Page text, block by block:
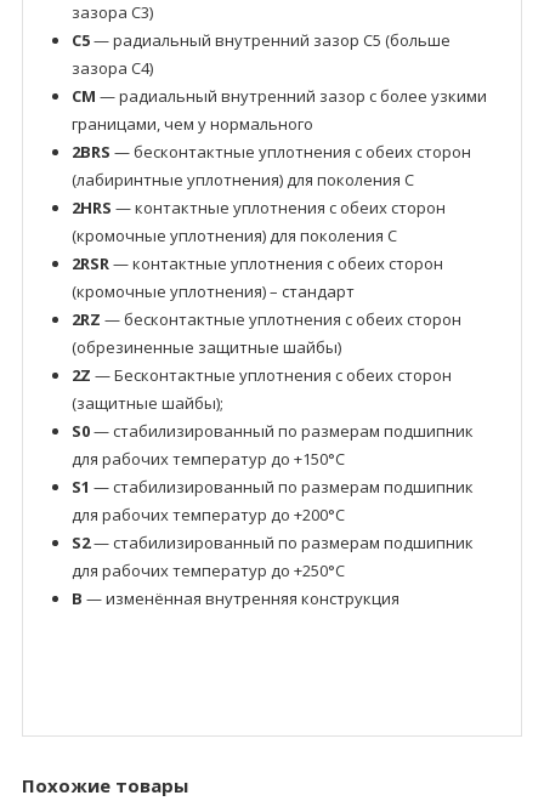
зазора C3)
C5— радиальный внутренний зазор C5 (больше
зазора C4)
CM — радиальный внутренний зазор с более узкими
границами, чем у нормального
2BRS — бесконтактные уплотнения с обеих сторон
(лабиринтные уплотнения) для поколения C
2HRS — контактные уплотнения с обеих сторон
(кромочные уплотнения) для поколения C
2RSR— контактные уплотнения с обеих сторон
(кромочные уплотнения) – стандарт
2RZ — бесконтактные уплотнения с обеих сторон
(обрезиненные защитные шайбы)
2Z — Бесконтактные уплотнения с обеих сторон
(защитные шайбы);
S0— стабилизированный по размерам подшипник
для рабочих температур до +150°C
S1 — стабилизированный по размерам подшипник
для рабочих температур до +200°C
S2— стабилизированный по размерам подшипник
для рабочих температур до +250°C
B — изменённая внутренняя конструкция
Похожие товары